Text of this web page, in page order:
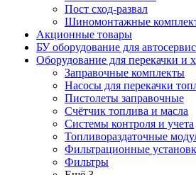
Пост сход-развал
Шиномонтажные
Акционные товары
БУ оборудование для
Оборудование для перекачки и
Заправочные комплекты
Насосы для перекачки
Пистолеты заправочные
Счётчик топлива и масла
Системы контроля и учета
Топливораздаточные
Фильтрационные
Фильтры